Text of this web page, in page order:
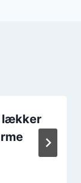
lækker